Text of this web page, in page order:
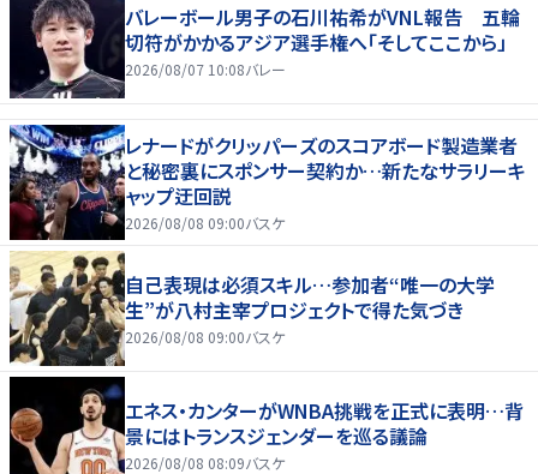
バレーボール男子の石川祐希がVNL報告 五輪
切符がかかるアジア選手権へ「そしてここから」
2026/08/07 10:08バレー
レナードがクリッパーズのスコアボード製造業者
と秘密裏にスポンサー契約か‬…新たなサラリーキ
ャップ迂回説
2026/08/08 09:00バスケ
自己表現は必須スキル…参加者“唯一の大学
生”が八村主宰プロジェクトで得た気づき
2026/08/08 09:00バスケ
エネス・カンターがWNBA挑戦を正式に表明…背
景にはトランスジェンダーを巡る議論
2026/08/08 08:09バスケ